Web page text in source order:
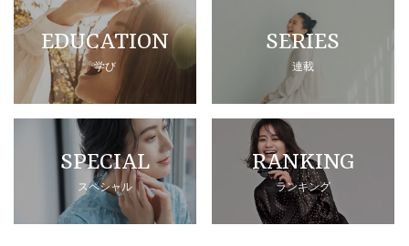
EDUCATION
学び
SERIES
連載
SPECIAL
スペシャル
RANKING
ランキング